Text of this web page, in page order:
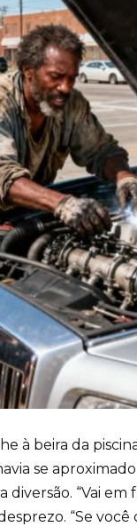
à beira da
se
“Vai em
“Se